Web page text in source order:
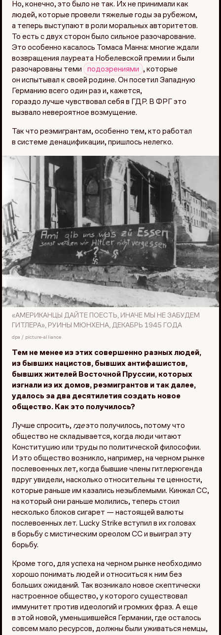
Но, конечно, это было не так. Их не принимали как
людей, которые провели тяжелые годы за рубежом,
а теперь выступают в роли моральных авторитетов.
То есть с двух сторон было сильное разочарование.
Это особенно касалось Томаса Манна: многие ждали
возвращения лауреата Нобелевской премии и были
разочарованы теми
подозрениями
, которые
он испытывал к своей родине. Он посетил Западную
Германию всего один раз и, кажется,
гораздо лучше чувствовал себя в ГДР. В ФРГ это
вызвало невероятное возмущение.
Так что реэмигрантам, особенно тем, кто работал
в системе денацификации, пришлось нелегко.
«АМЕРИКАНЦЫ ДАЙТЕ ПОЕСТЬ, ИНАЧЕ МЫ НЕ ЗАБУДЕМ
ГИТЛЕРА», РУИНЫ МЮНХЕНА, ДЕКАБРЬ 1945 ГОДА
dpa / picture-alliance
Тем не менее из этих совершенно разных людей,
из бывших нацистов, бывших антифашистов,
бывших жителей Восточной Пруссии, которых
изгнали из их домов, реэмигрантов и так далее,
удалось за два десятилетия создать новое
общество. Как это получилось?
Лучше спросить, гдеэто получилось, потому что
общество не складывается, когда люди читают
Конституцию или труды по политической философии.
И это общество возникло, например, на черном рынке
послевоенных лет, когда бывшие члены гитлерюгенда
вдруг увидели, насколько относительны те ценности,
которые раньше им казались незыблемыми. Кинжал СС,
на который они раньше молились, теперь стоил
несколько блоков сигарет — настоящей валюты
послевоенных лет. Lucky Strike вступил в их головах
в борьбу с мистическим ореолом СС и выиграл эту
борьбу.
Кроме того, для успеха на черном рынке необходимо
хорошо понимать людей и относиться к ним без
больших ожиданий. Так возникало новое скептически
настроенное общество, у которого существовал
иммунитет против идеологий и громких фраз. А еще
в этой новой, уменьшившейся Германии, где осталось
совсем мало ресурсов, должны были уживаться немцы,